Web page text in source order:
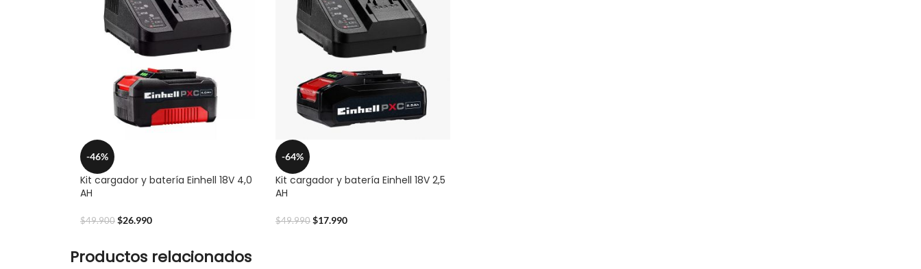
-46%
Kit cargador y batería Einhell 18V 4,0
AH
$49.900 $26.990
-64%
Kit cargador y batería Einhell 18V 2,5
AH
$49.990 $17.990
Productos relacionados